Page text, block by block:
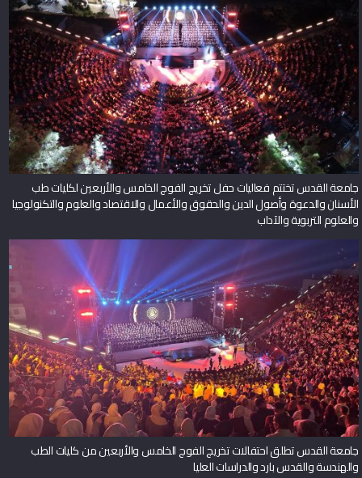
جامعة القدس تختتم فعاليات حفل تخريج الفوج الخامس والأربعين لكليات طب
الأسنان والدعوة وأصول الدين والحقوق والأعمال والاقتصاد والعلوم والتكنولوجيا
والعلوم التربوية والآداب
جامعة القدس تطلق احتفالات تخريج الفوج الخامس والأربعين من كليات الطب
والهندسة والقدس بارد والدراسات العليا